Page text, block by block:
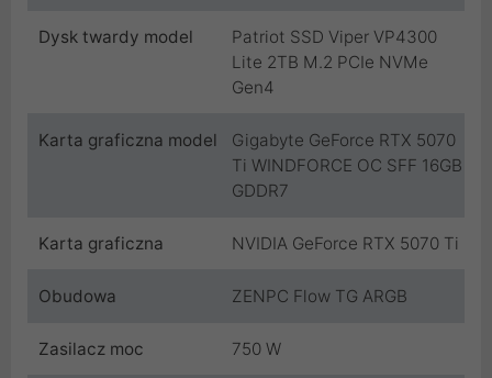
Dysk twardy model
Patriot SSD Viper VP4300
Lite 2TB M.2 PCIe NVMe
Gen4
Karta graficzna model
Gigabyte GeForce RTX 5070
Ti WINDFORCE OC SFF 16GB
GDDR7
Karta graficzna NVIDIA GeForce RTX 5070 Ti
Obudowa ZENPC Flow TG ARGB
Zasilacz moc 750 W